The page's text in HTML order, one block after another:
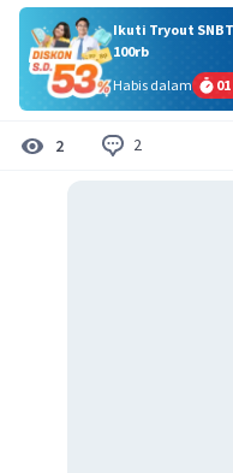
Ikuti Tryout
100rb
Habis dalam
01
2 2